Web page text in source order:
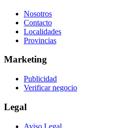
Nosotros
Contacto
Localidades
Provincias
Marketing
Publicidad
Verificar negocio
Legal
Aviso Legal